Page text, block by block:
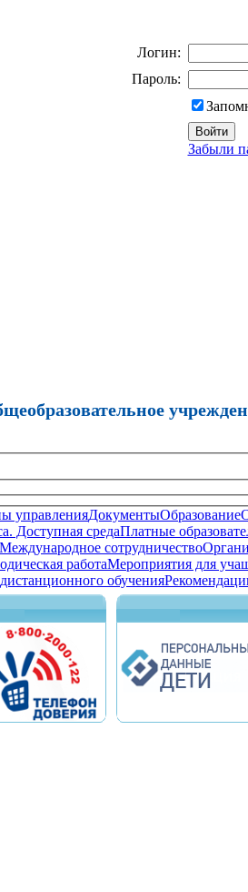
Логин:
Пароль:
Забыли
управленияДокументыОбразование
Доступная средаПлатные
Международное сотрудничество
работаМероприятия для
обучения